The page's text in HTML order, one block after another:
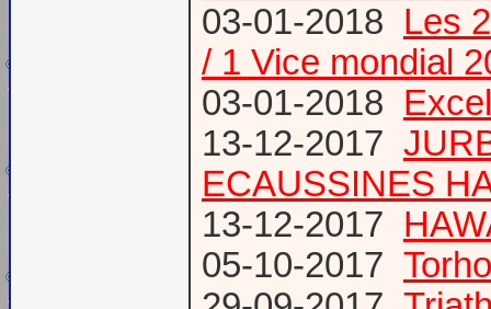
03-01-2018 Les
/ 1 Vice mondial
03-01-2018
13-12-2017
ECAUSSINES
13-12-2017
05-10-2017